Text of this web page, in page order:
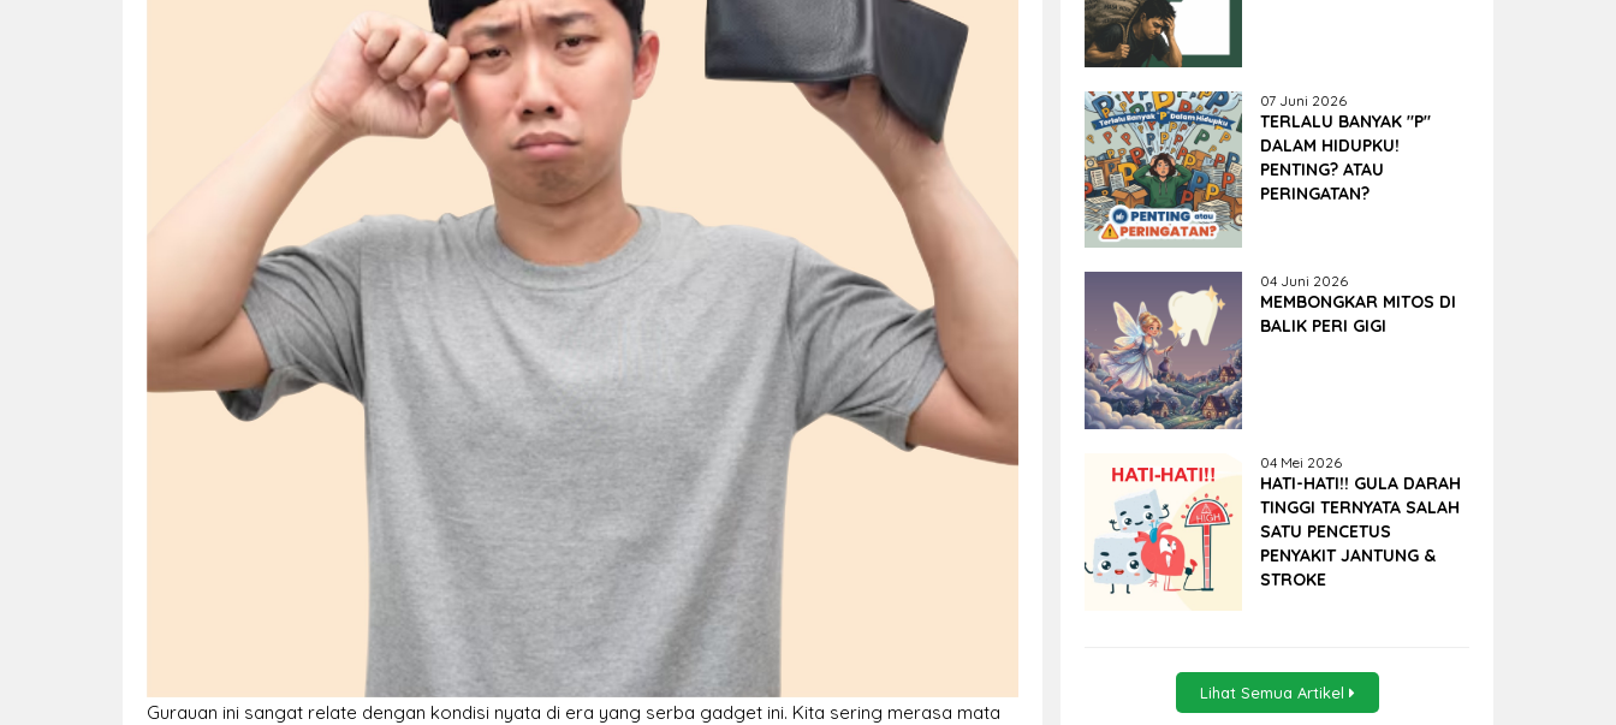
Gurauan ini sangat relate dengan kondisi nyata di era yang serba gadget ini. Kita sering merasa mata
07 Juni 2026
TERLALU BANYAK "P"
DALAM HIDUPKU!
PENTING? ATAU
PERINGATAN?
04 Juni 2026
MEMBONGKAR MITOS DI
BALIK PERI GIGI
04 Mei 2026
HATI-HATI!! GULA DARAH
TINGGI TERNYATA SALAH
SATU PENCETUS
PENYAKIT JANTUNG &
STROKE
Lihat Semua Artikel